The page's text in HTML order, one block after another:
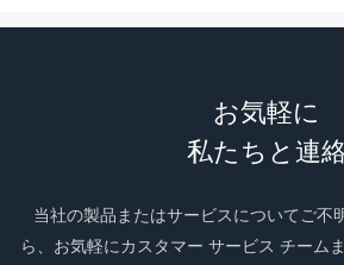
お気軽に
私たちと連
当社の製品またはサービスについてご不
ら、お気軽にカスタマー サービス チーム